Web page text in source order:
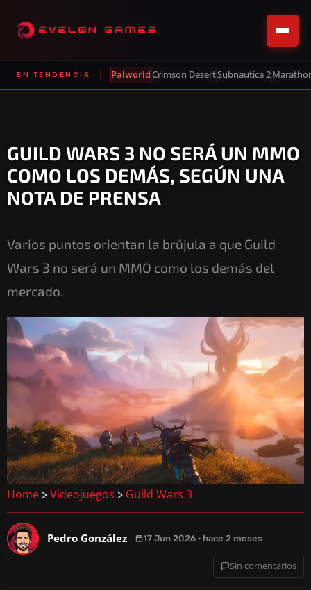
EN TENDENCIA PalworldCrimson DesertSubnautica 2
GUILD WARS 3 NO SERÁ UN MMO
COMO LOS DEMÁS, SEGÚN UNA
NOTA DE PRENSA
Varios puntos orientan la brújula a que Guild
Wars 3 no será un MMO como los demás del
mercado.
Home > Videojuegos > Guild Wars 3
Pedro González 17 Jun 2026 · hace 2 meses
Sin comentarios